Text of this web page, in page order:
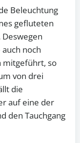
Beleuchtung
gefluteten
noch
mitgeführt, so
von drei
die
auf eine der
den Tauchgang